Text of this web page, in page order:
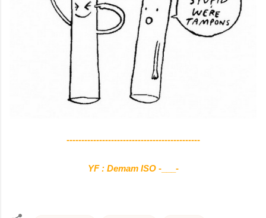
---------------------------------------------
YF : Demam ISO-___-